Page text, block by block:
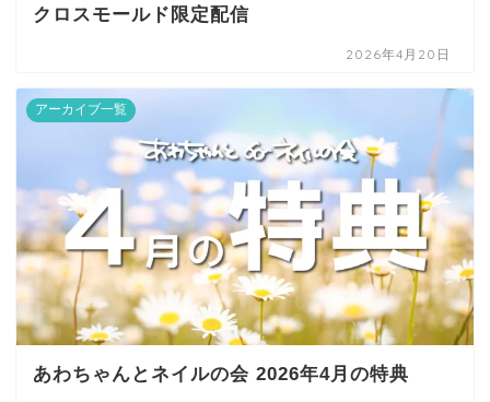
クロスモールド限定配信
2026年4月20日
アーカイブ一覧
あわちゃんとネイルの会 2026年4月の特典